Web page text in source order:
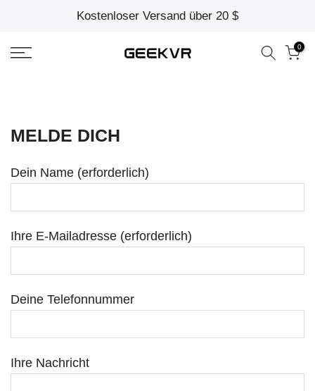
springen
Kostenloser Versand über 20 $
0
MELDE DICH
Dein Name (erforderlich)
Ihre E-Mailadresse (erforderlich)
Deine Telefonnummer
Ihre Nachricht